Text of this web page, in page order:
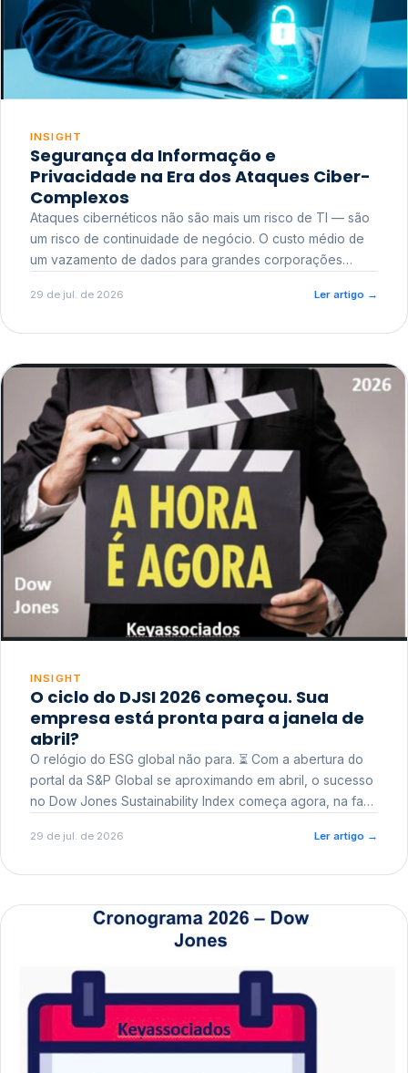
INSIGHT
Segurança da Informação e
Privacidade na Era dos Ataques Ciber-
Complexos
Ataques cibernéticos não são mais um risco de TI — são
um risco de continuidade de negócio. O custo médio de
um vazamento de dados para grandes corporações
reputacional e o risco regulatório junto a órgãos como a
29 de jul. de 2026 Ler artigo →
INSIGHT
O ciclo do DJSI 2026 começou. Sua
empresa está pronta para a janela de
abril?
O relógio do ESG global não para. ⏳ Com a abertura do
portal da S&P Global se aproximando em abril, o sucesso
no Dow Jones Sustainability Index começa agora, na fase
29 de jul. de 2026 Ler artigo →